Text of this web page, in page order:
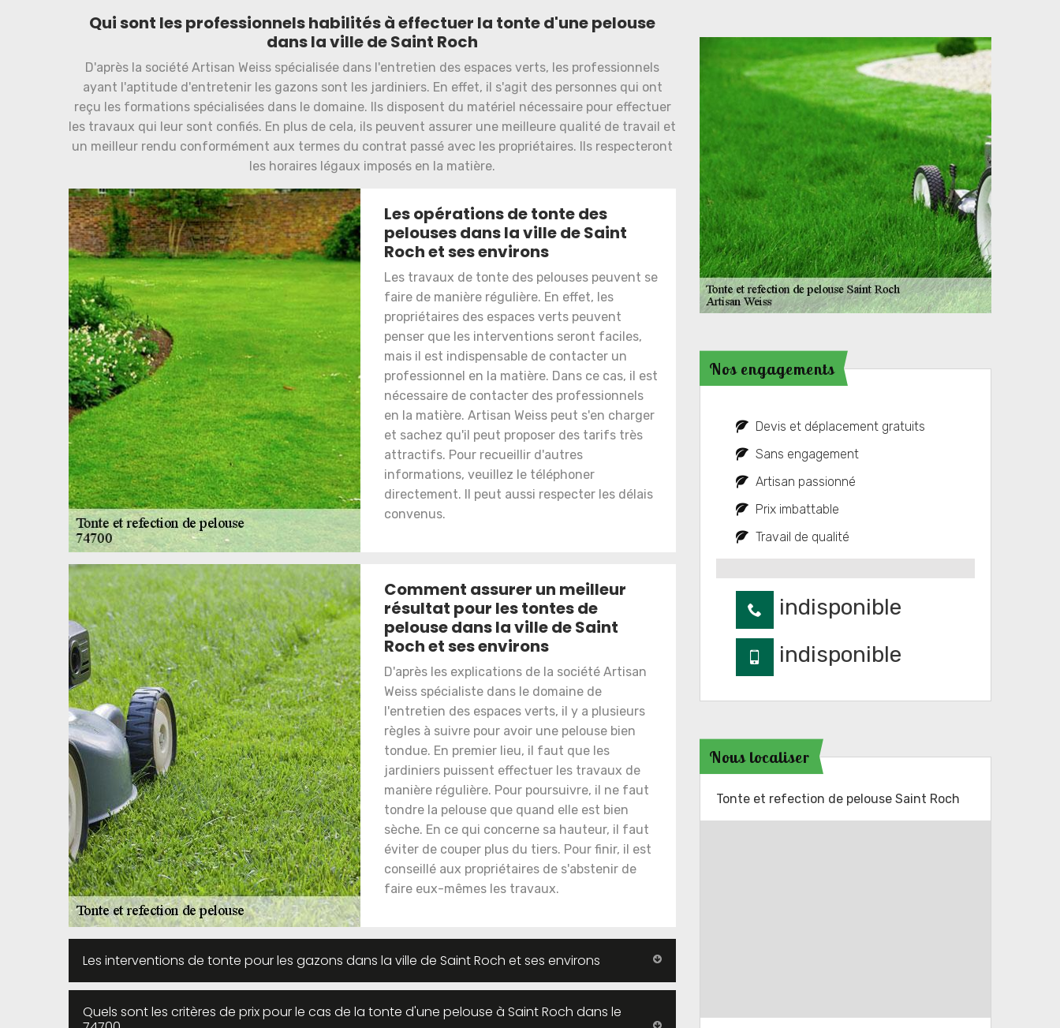
Qui sont les professionnels habilités à effectuer la tonte d'une pelouse
dans la ville de Saint Roch
D'après la société Artisan Weiss spécialisée dans l'entretien des espaces verts, les professionnels
ayant l'aptitude d'entretenir les gazons sont les jardiniers. En effet, il s'agit des personnes qui ont
reçu les formations spécialisées dans le domaine. Ils disposent du matériel nécessaire pour effectuer
les travaux qui leur sont confiés. En plus de cela, ils peuvent assurer une meilleure qualité de travail et
un meilleur rendu conformément aux termes du contrat passé avec les propriétaires. Ils respecteront
les horaires légaux imposés en la matière.
Les opérations de tonte des
pelouses dans la ville de Saint
Roch et ses environs
Les travaux de tonte des pelouses peuvent se
faire de manière régulière. En effet, les
propriétaires des espaces verts peuvent
penser que les interventions seront faciles,
mais il est indispensable de contacter un
professionnel en la matière. Dans ce cas, il est
nécessaire de contacter des professionnels
en la matière. Artisan Weiss peut s'en charger
et sachez qu'il peut proposer des tarifs très
attractifs. Pour recueillir d'autres
informations, veuillez le téléphoner
directement. Il peut aussi respecter les délais
convenus.
Comment assurer un meilleur
résultat pour les tontes de
pelouse dans la ville de Saint
Roch et ses environs
D'après les explications de la société Artisan
Weiss spécialiste dans le domaine de
l'entretien des espaces verts, il y a plusieurs
règles à suivre pour avoir une pelouse bien
tondue. En premier lieu, il faut que les
jardiniers puissent effectuer les travaux de
manière régulière. Pour poursuivre, il ne faut
tondre la pelouse que quand elle est bien
sèche. En ce qui concerne sa hauteur, il faut
éviter de couper plus du tiers. Pour finir, il est
conseillé aux propriétaires de s'abstenir de
faire eux-mêmes les travaux.
Les interventions de tonte pour les gazons dans la ville de Saint Roch et ses environs
Quels sont les critères de prix pour le cas de la tonte d'une pelouse à Saint Roch dans le
Nos engagements
Devis et déplacement gratuits
Sans engagement
Artisan passionné
Prix imbattable
Travail de qualité
indisponible
indisponible
Nous localiser
Tonte et refection de pelouse Saint Roch